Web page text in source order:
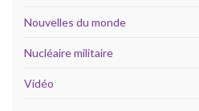
Nouvelles du monde
Nucléaire militaire
Vidéo